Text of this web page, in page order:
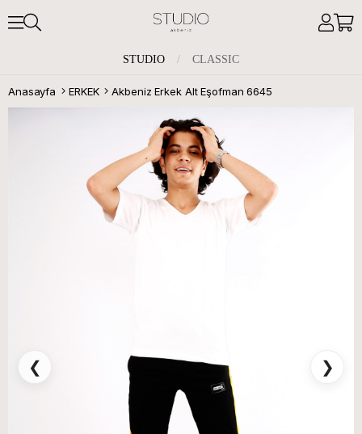
STUDIO / CLASSIC
Anasayfa ERKEK Akbeniz Erkek Alt Eşofman 6645
❮ ❯